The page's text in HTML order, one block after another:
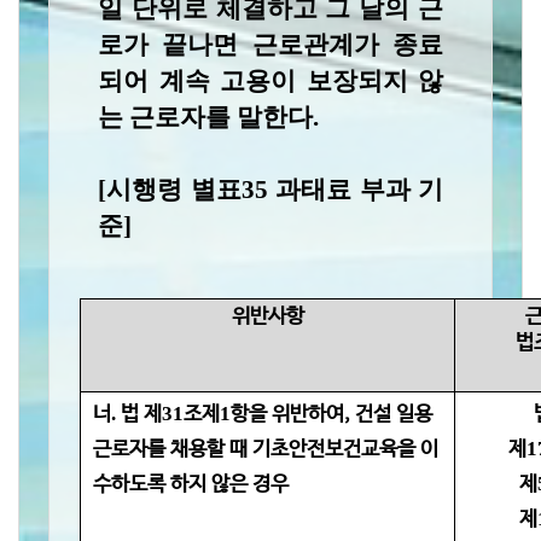
일 단위로 체결하고 그 날의 근
로가 끝나면근로관계가 종료
되어 계속 고용이 보장되지 않
는 근로자를 말한다.
[시행령 별표35 과태료 부과 기
준]
위반사항
법
너. 법 제 31조제 1항을 위반하여, 건설 일용
근로자를 채용할 때 기초안전보건교육을 이
수하도록 하지 않은 경우
제
제
제